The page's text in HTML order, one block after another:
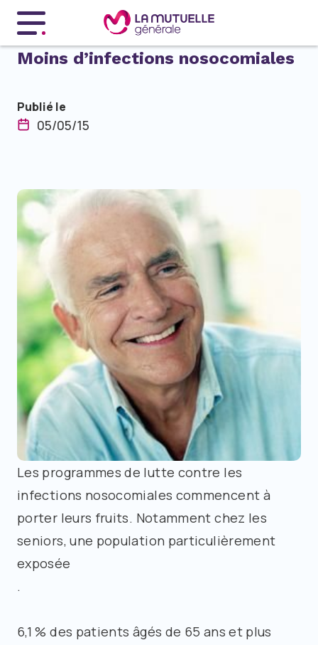
Menu principal
Moins d’infections nosocomiales
Publié le
05/05/15
Les programmes de lutte contre les
infections nosocomiales commencent à
porter leurs fruits. Notamment chez les
seniors, une population particulièrement
exposée
.
6,1 % des patients âgés de 65 ans et plus